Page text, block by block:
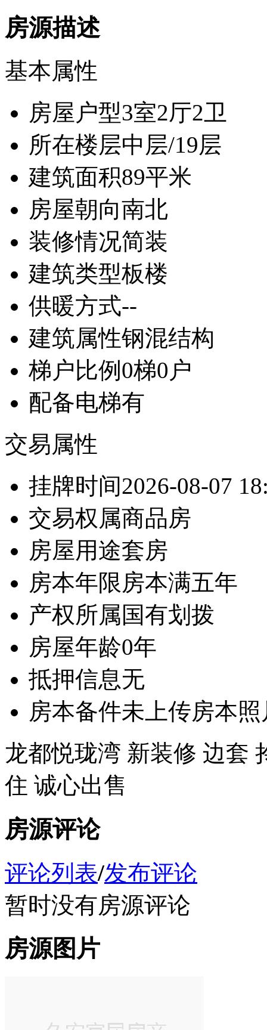
房源描述
基本属性
房屋户型3室2厅2卫
所在楼层中层/19层
建筑面积89平米
房屋朝向南北
装修情况简装
建筑类型板楼
供暖方式--
建筑属性钢混结构
梯户比例 0梯0户
配备电梯有
交易属性
挂牌时间2026-08-07
交易权属商品房
房屋用途套房
房本年限 房本满五年
产权所属国有划拨
房屋年龄0年
抵押信息无
房本备件未上传房本照
龙都悦珑湾 新装修 边套
住 诚心出售
房源评论
评论列表/发布评论
暂时没有房源评论
房源图片